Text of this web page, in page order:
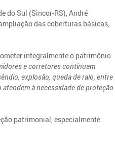
do Sul (Sincor-RS), André
das coberturas básicas,
integralmente o patrimônio
e corretores continuam
explosão, queda de raio, entre
à necessidade de proteção
patrimonial, especialmente